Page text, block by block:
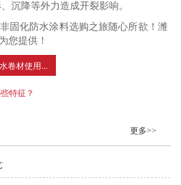
沉降等外力造成开裂影响。
固化防水涂料选购之旅随心所欲！潍
您提供！
卷材使用...
特征？
更多>>